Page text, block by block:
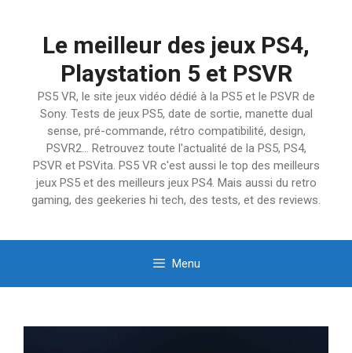
Le meilleur des jeux PS4,
Playstation 5 et PSVR
PS5 VR, le site jeux vidéo dédié à la PS5 et le PSVR de
Sony. Tests de jeux PS5, date de sortie, manette dual
sense, pré-commande, rétro compatibilité, design,
PSVR2… Retrouvez toute l'actualité de la PS5, PS4,
PSVR et PSVita. PS5 VR c'est aussi le top des meilleurs
jeux PS5 et des meilleurs jeux PS4. Mais aussi du retro
gaming, des geekeries hi tech, des tests, et des reviews.
Menu